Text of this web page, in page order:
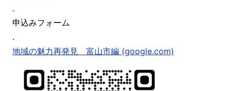
.
申込みフォーム
.
地域の魅力再発見 富山市編 (google.com)